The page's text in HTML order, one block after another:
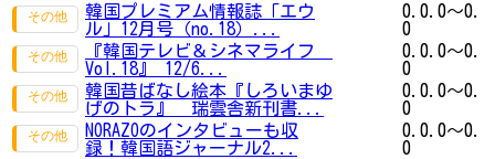
韓国プレミアム情報誌「エウ
ル」12月号（no.18）...
0.0.0～0.
0
『韓国テレビ＆シネマライフ
Vol.18』 12/6...
0.0.0～0.
0
韓国昔ばなし絵本『しろいまゆ
げのトラ』 瑞雲舎新刊書...
0.0.0～0.
0
NORAZOのインタビューも収
録！韓国語ジャーナル2...
0.0.0～0.
0